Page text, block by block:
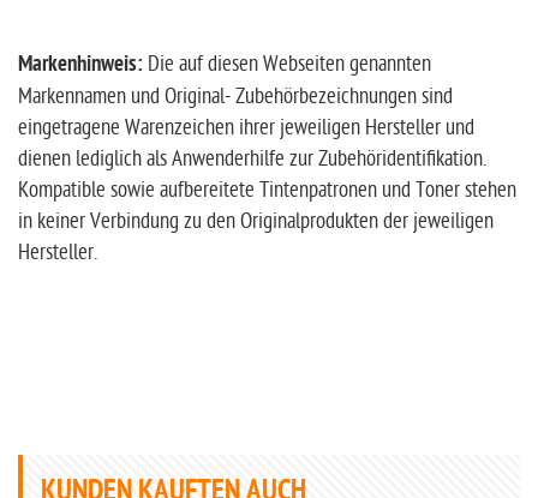
Markenhinweis: Die auf diesen Webseiten genannten
Markennamen und Original- Zubehörbezeichnungen sind
eingetragene Warenzeichen ihrer jeweiligen Hersteller und
dienen lediglich als Anwenderhilfe zur Zubehöridentifikation.
Kompatible sowie aufbereitete Tintenpatronen und Toner stehen
in keiner Verbindung zu den Originalprodukten der jeweiligen
Hersteller.